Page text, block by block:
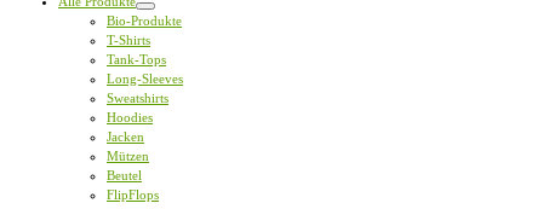
Bio-Produkte
T-Shirts
Tank-Tops
Long-Sleeves
Sweatshirts
Hoodies
Jacken
Mützen
Beutel
FlipFlops